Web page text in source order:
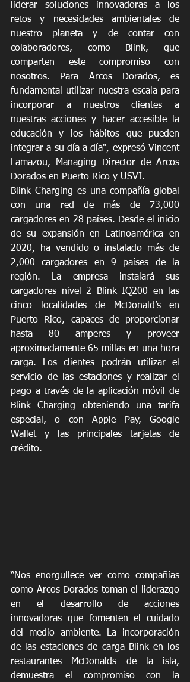
liderar soluciones innovadoras a los
retos y necesidades ambientales de
nuestro planeta y de contar con
colaboradores, como Blink, que
comparten este compromiso con
nosotros. Para Arcos Dorados, es
fundamental utilizar nuestra escala para
incorporar a nuestros clientes a
nuestras acciones y hacer accesible la
educación y los hábitos que pueden
integrar a su día a día", expresó Vincent
Lamazou, Managing Director de Arcos
Dorados en Puerto Rico y USVI.
Blink Charging es una compañía global
con una red de más de 73,000
cargadores en 28 países. Desde el inicio
de su expansión en Latinoamérica en
2020, ha vendido o instalado más de
2,000 cargadores en 9 países de la
región. La empresa instalará sus
cargadores nivel 2 Blink IQ200 en las
cinco localidades de McDonald’s en
Puerto Rico, capaces de proporcionar
hasta 80 amperes y proveer
aproximadamente 65 millas en una hora
carga. Los clientes podrán utilizar el
servicio de las estaciones y realizar el
pago a través de la aplicación móvil de
Blink Charging obteniendo una tarifa
especial, o con Apple Pay, Google
Wallet y las principales tarjetas de
crédito.
“Nos enorgullece ver como compañías
como Arcos Dorados toman el liderazgo
en el desarrollo de acciones
innovadoras que fomenten el cuidado
del medio ambiente. La incorporación
de las estaciones de carga Blink en los
restaurantes McDonalds de la isla,
demuestra el compromiso con la